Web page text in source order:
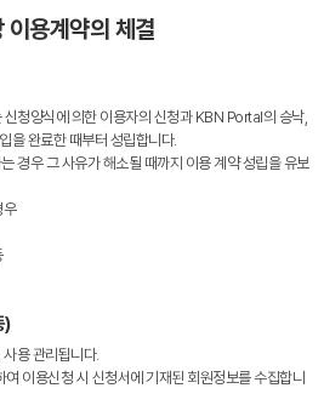
이용계약의 체결
신청양식에 의한 이용자의 신청과 KBN Portal의 승낙,
을 완료한 때부터 성립합니다.
경우 그 사유가 해소될 때까지 이용 계약 성립을 유보
우
)
사용 관리됩니다.
이용신청 시 신청서에 기재된 회원정보를 수집합니